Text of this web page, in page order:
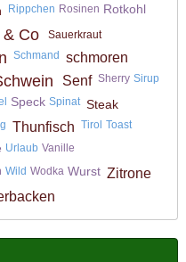
Rippchen Rosinen Rotkohl
& Co Sauerkraut
Schmand schmoren
Senf Sherry Sirup
Speck Spinat Steak
Thunfisch Tirol Toast
Urlaub Vanille
Wild Wodka Wurst Zitrone